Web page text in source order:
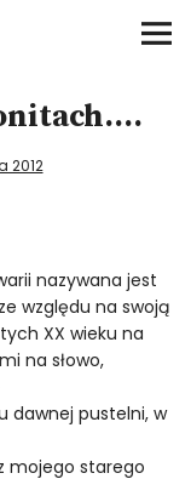
2012
nazywana jest
względu na swoją
XX wieku na
na słowo,
dawnej pustelni, w
mojego starego